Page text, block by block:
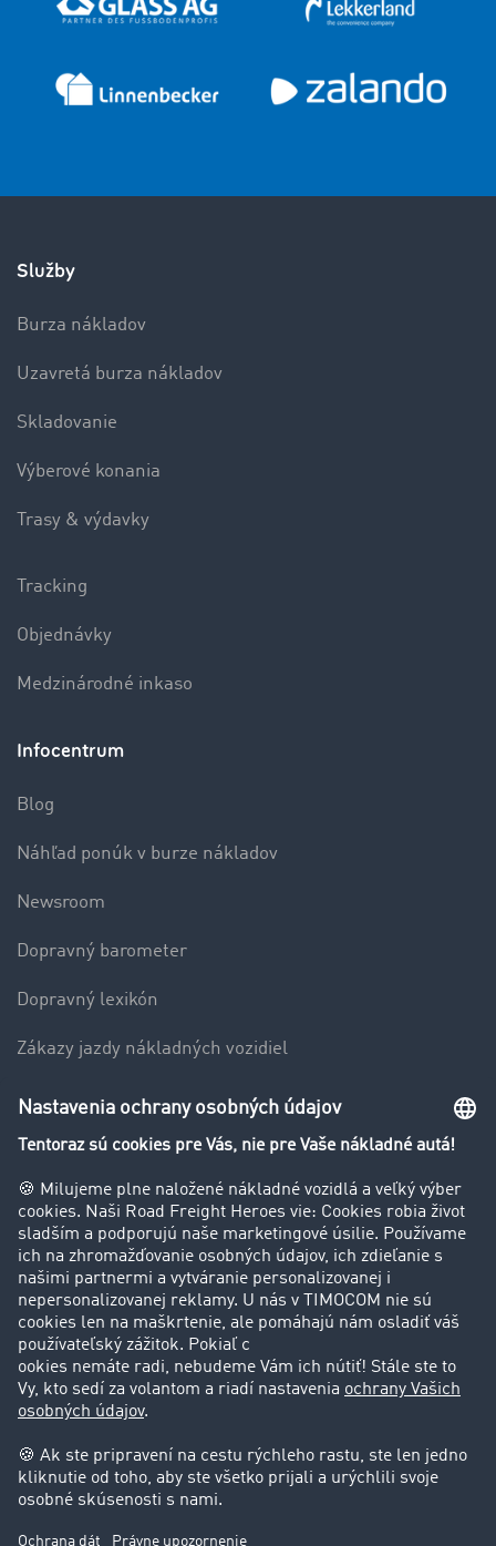
Služby
Burza nákladov
Uzavretá burza nákladov
Skladovanie
Výberové konania
Trasy & výdavky
Tracking
Objednávky
Medzinárodné inkaso
Infocentrum
Blog
Náhľad ponúk v burze nákladov
Newsroom
Dopravný barometer
Dopravný lexikón
Zákazy jazdy nákladných vozidiel
Firma
Príbehy zákazníkov
Zákazníci získavajú zákazníkov
Podpora
Kontakt
Právne informácie
Impressum
VOP